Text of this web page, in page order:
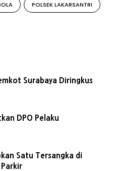
POLSEK LAKARSANTRI
Surabaya Diringkus
DPO Pelaku
Satu Tersangka di
Parkir